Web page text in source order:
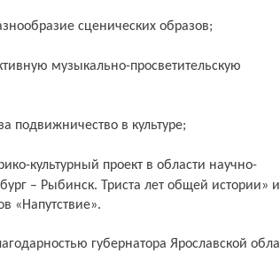
сценических образов;
подвижничество в культуре;
– Рыбинск. Триста лет общей истории» и
«Напутствие».